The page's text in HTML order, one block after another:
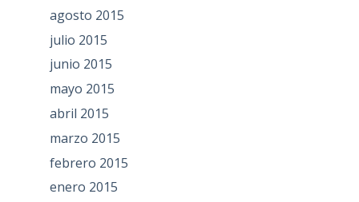
agosto 2015
julio 2015
junio 2015
mayo 2015
abril 2015
marzo 2015
febrero 2015
enero 2015